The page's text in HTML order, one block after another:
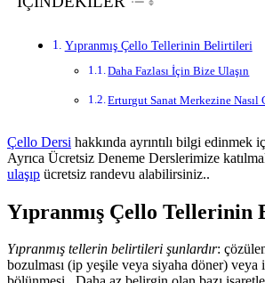
Yıpranmış Çello Tellerinin Belirtileri
Daha Fazlası İçin Bize Ulaşın
Erturgut Sanat Merkezine Nasıl
Çello Dersi hakkında ayrıntılı bilgi edinmek
Ayrıca Ücretsiz Deneme Derslerimize
ulaşıp ücretsiz randevu alabilirsiniz..
Yıpranmış Çello
Yıpranmış tellerin belirtileri şunlardır:
bozulması (ip yeşile veya siyaha döner) veya